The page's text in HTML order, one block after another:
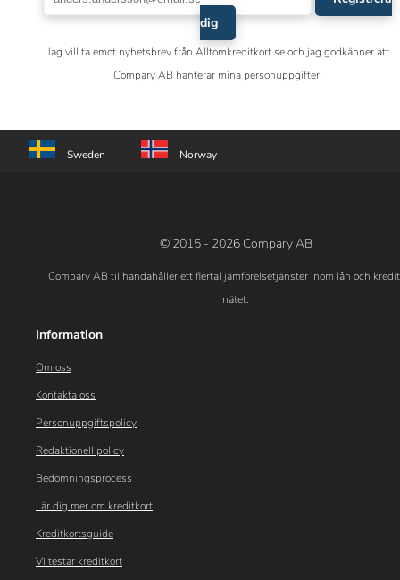
dig
Jag vill ta emot nyhetsbrev från Alltomkreditkort.se och jag godkänner att
Compary AB hanterar mina personuppgifter.
Sweden Norway
© 2015 - 2026 Compary AB
Compary AB tillhandahåller ett flertal jämförelsetjänster inom lån och
nätet.
Information
Om oss
Kontakta oss
Personuppgiftspolicy
Redaktionell policy
Bedömningsprocess
Lär dig mer om kreditkort
Kreditkortsguide
Vi testar kreditkort